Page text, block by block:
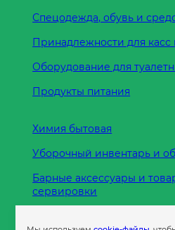
Спецодежда, обувь и
Принадлежности для касс
Оборудование для
Продукты питания
Химия бытовая
Уборочный инвентарь и
Барные аксессуары и
сервировки